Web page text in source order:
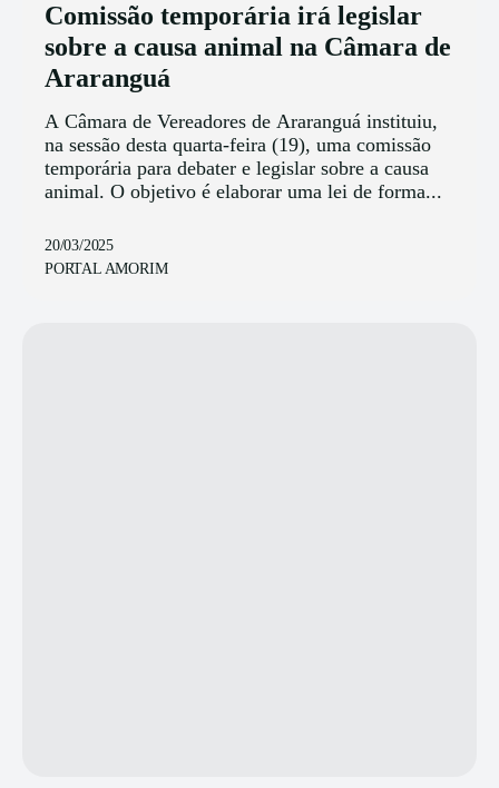
Comissão temporária irá legislar
sobre a causa animal na Câmara de
Araranguá
A Câmara de Vereadores de Araranguá instituiu,
na sessão desta quarta-feira (19), uma comissão
temporária para debater e legislar sobre a causa
animal. O objetivo é elaborar uma lei de forma...
20/03/2025
PORTAL AMORIM